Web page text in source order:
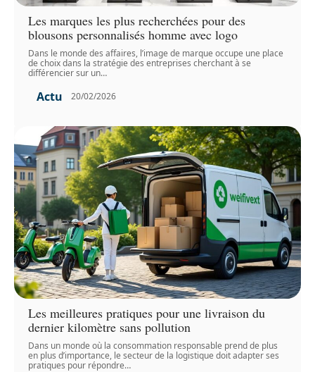
Les marques les plus recherchées pour des
blousons personnalisés homme avec logo
Dans le monde des affaires, l’image de marque occupe une place
de choix dans la stratégie des entreprises cherchant à se
différencier sur un…
Actu 20/02/2026
Les meilleures pratiques pour une livraison du
dernier kilomètre sans pollution
Dans un monde où la consommation responsable prend de plus
en plus d’importance, le secteur de la logistique doit adapter ses
pratiques pour répondre…